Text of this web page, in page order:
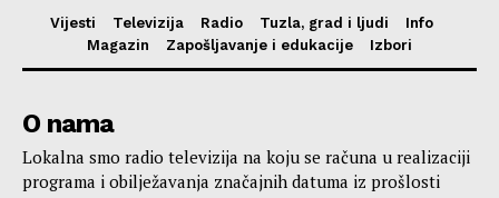
Vijesti Televizija Radio Tuzla, grad i ljudi
Info
Magazin
Zapošljavanje i edukacije Izbori
O nama
Lokalna smo radio televizija na koju se računa u realizaciji
programa i obilježavanja značajnih datuma iz prošlosti